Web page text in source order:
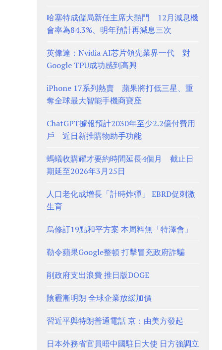
哈塞特成儲局新任主席大熱門 12月減息機
會率為84.3%、明年預計再減息三次
英偉達：Nvidia AI芯片領先業界一代 對
Google TPU成功感到高興
iPhone 17系列熱賣 蘋果將打低三星、重
奪全球最大智能手機商寶座
ChatGPT據報預計2030年至少2.2億付費用
戶 近日新推購物助手功能
螞蟻收購耀才要約時間延長4個月 截止日
期延至2026年3月25日
人口老化成增長「計時炸彈」 EBRD促刺激
生育
烏修訂19點和平方案 本周料無「特澤會」
勒令蘋果Google整頓 打擊冒充政府詐騙
削政府支出浪費 推日版DOGE
陰霾漸明朗 全球企業放緩加價
習近平與特朗普通電話 京：由美方發起
日本外務省官員晤中國駐日大使 日方強調立